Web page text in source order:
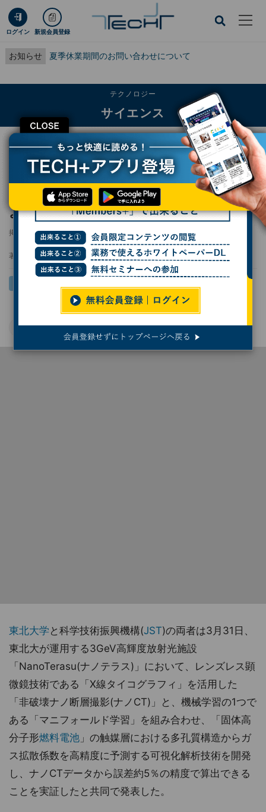
ログイン 新規会員登録
お知らせ 夏季休業期間のお問い合わせについて
CLOSE
テクノロジー
サイエンス
TECH+ テクノロジー
サイエンス
東北大など、X線タイコグラフィ・ナノCTによりガス拡散を10秒強で予測
東北大など、X線タイコグラフィ・ナノCTに
よりガス拡散を10秒強で予測
掲載日 2026/04/28 13:25
著者： 波留久泉
JST 東北大学 燃料電池
東北大学 と科学技術振興機構(JST)の両者は3月31日、
東北大が運用する3GeV高輝度放射光施設
「NanoTerasu(ナノテラス)」において、レンズレス顕
微鏡技術である「X線タイコグラフィ」を活用した
「非破壊ナノ断層撮影(ナノCT)」と、機械学習の1つで
ある「マニフォールド学習」を組み合わせ、「固体高
分子形燃料電池 」の触媒層における多孔質構造からガ
ス拡散係数を高精度に予測する可視化解析技術を開発
し、ナノCTデータから誤差約5％の精度で算出できる
ことを実証したと共同で発表した。